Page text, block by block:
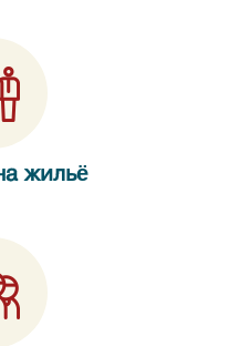
жильё